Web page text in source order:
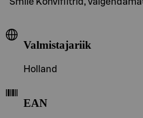
Valmistajariik
Holland
EAN